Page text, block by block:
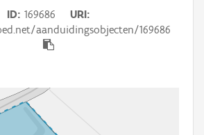
ID 169686
URI
aanduidingsobjecten/169686